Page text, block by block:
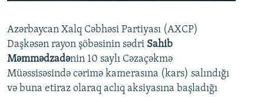
Auto 240p 360p
720p 1080p
360p
720p
1080p
Azərbaycan Xalq Cəbhəsi Partiyası (AXCP)
Daşkəsən rayon şöbəsinin sədri Sahib
Məmmədzadənin 10 saylı Cəzaçəkmə
Müəssisəsində cərimə kamerasına (kars) salındığı
və buna etiraz olaraq aclıq aksiyasına başladığı